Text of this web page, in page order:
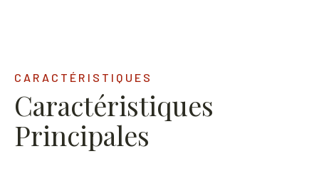
CARACTÉRISTIQUES
Caractéristiques
Principales